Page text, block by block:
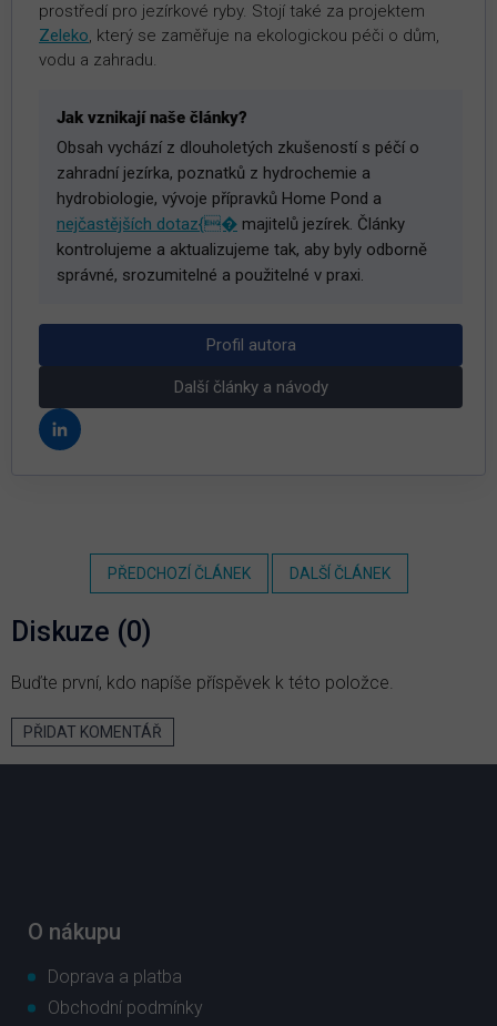
prostředí pro jezírkové ryby. Stojí také za projektem
Zeleko, který se zaměřuje na ekologickou péči o dům,
vodu a zahradu.
Jak vznikají naše články?
Obsah vychází z dlouholetých zkušeností s péčí o
zahradní jezírka, poznatků z hydrochemie a
hydrobiologie, vývoje přípravků Home Pond a
nejčastějších dotaz{� majitelů jezírek. Články
kontrolujeme a aktualizujeme tak, aby byly odborně
správné, srozumitelné a použitelné v praxi.
Profil autora
Další články a návody
PŘEDCHOZÍ ČLÁNEK DALŠÍ ČLÁNEK
Diskuze (0)
Buďte první, kdo napíše příspěvek k této položce.
PŘIDAT KOMENTÁŘ
O nákupu
Doprava a platba
Obchodní podmínky